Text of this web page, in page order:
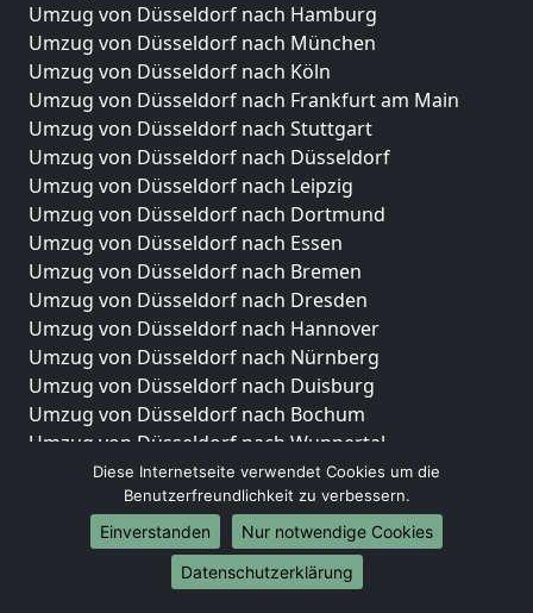
Umzug von Düsseldorf nach Hamburg
Umzug von Düsseldorf nach München
Umzug von Düsseldorf nach Köln
Umzug von Düsseldorf nach Frankfurt am Main
Umzug von Düsseldorf nach Stuttgart
Umzug von Düsseldorf nach Düsseldorf
Umzug von Düsseldorf nach Leipzig
Umzug von Düsseldorf nach Dortmund
Umzug von Düsseldorf nach Essen
Umzug von Düsseldorf nach Bremen
Umzug von Düsseldorf nach Dresden
Umzug von Düsseldorf nach Hannover
Umzug von Düsseldorf nach Nürnberg
Umzug von Düsseldorf nach Duisburg
Umzug von Düsseldorf nach Bochum
Umzug von Düsseldorf nach Wuppertal
Umzug von Düsseldorf nach Bielefeld
Umzug von Düsseldorf nach Bonn
Umzug von Düsseldorf nach Münster
Internationale-Umzüge
Diese Internetseite verwendet Cookies um die
Benutzerfreundlichkeit zu verbessern.
Einverstanden
Nur notwendige Cookies
Datenschutzerklärung